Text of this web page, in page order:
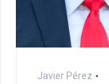
Javier Pérez